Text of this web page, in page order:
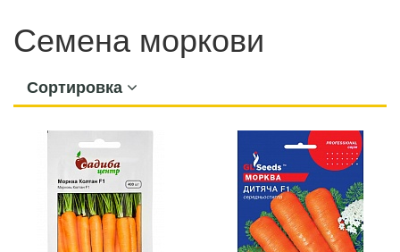
Семена моркови
Сортировка